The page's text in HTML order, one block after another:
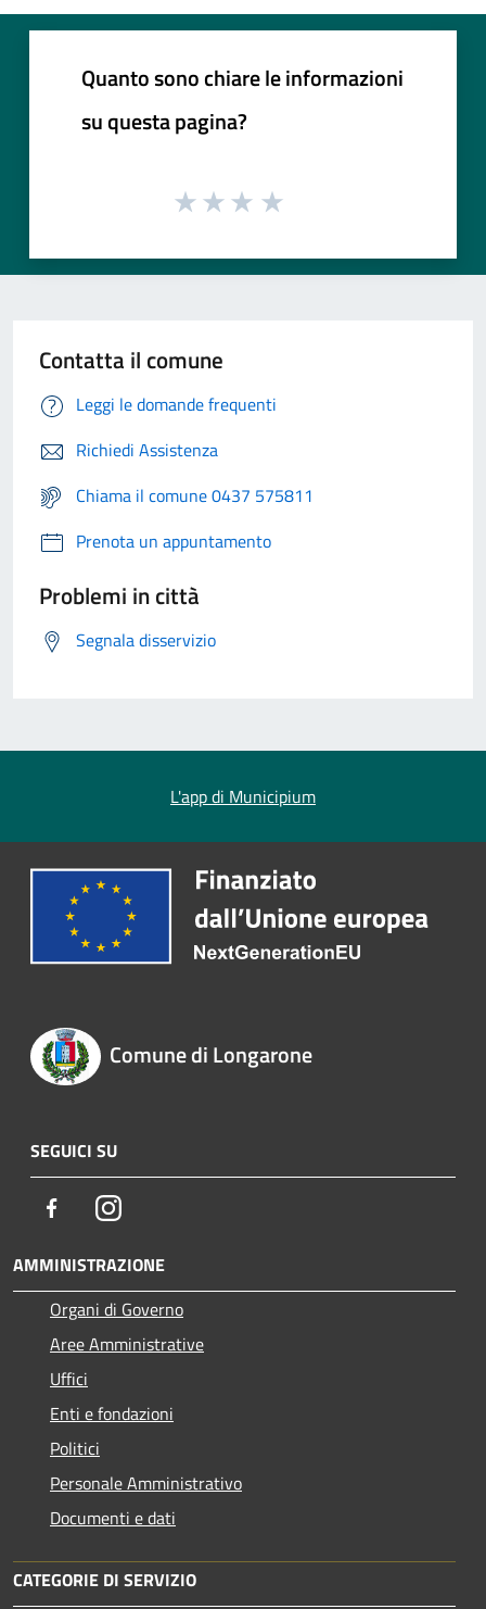
Quanto sono chiare le informazioni
su questa pagina?
Contatta il comune
Leggi le domande frequenti
Richiedi Assistenza
Chiama il comune 0437 575811
Prenota un appuntamento
Problemi in città
Segnala disservizio
L'app di Municipium
Comune di Longarone
SEGUICI SU
FacebookInstagram
AMMINISTRAZIONE
Organi di Governo
Aree Amministrative
Uffici
Enti e fondazioni
Politici
Personale Amministrativo
Documenti e dati
CATEGORIE DI SERVIZIO